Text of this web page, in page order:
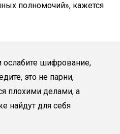
полномочий», кажется
ослабите шифрование,
это не парни,
плохими делами, а
найдут для себя